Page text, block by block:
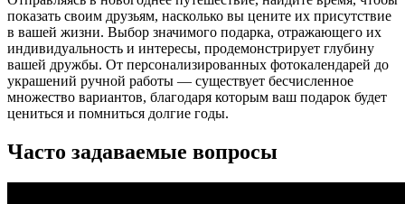
показать своим друзьям, насколько вы цените их присутствие
в вашей жизни. Выбор значимого подарка, отражающего их
индивидуальность и интересы, продемонстрирует глубину
вашей дружбы. От персонализированных фотокалендарей до
украшений ручной работы — существует бесчисленное
множество вариантов, благодаря которым ваш подарок будет
цениться и помниться долгие годы.
Часто задаваемые вопросы